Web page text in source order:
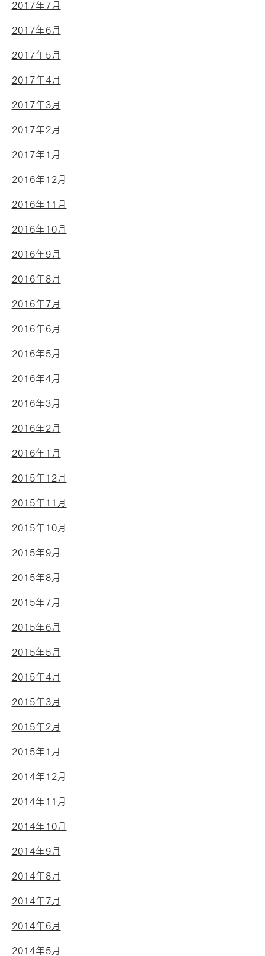
2017年7月
2017年6月
2017年5月
2017年4月
2017年3月
2017年2月
2017年1月
2016年12月
2016年11月
2016年10月
2016年9月
2016年8月
2016年7月
2016年6月
2016年5月
2016年4月
2016年3月
2016年2月
2016年1月
2015年12月
2015年11月
2015年10月
2015年9月
2015年8月
2015年7月
2015年6月
2015年5月
2015年4月
2015年3月
2015年2月
2015年1月
2014年12月
2014年11月
2014年10月
2014年9月
2014年8月
2014年7月
2014年6月
2014年5月